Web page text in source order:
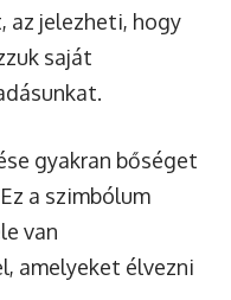
az jelezheti, hogy
saját
gyakran bőséget
a szimbólum
van
amelyeket élvezni